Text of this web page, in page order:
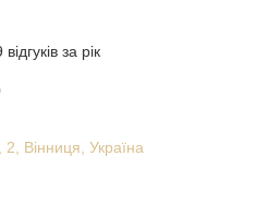
за рік
Вінниця, Україна